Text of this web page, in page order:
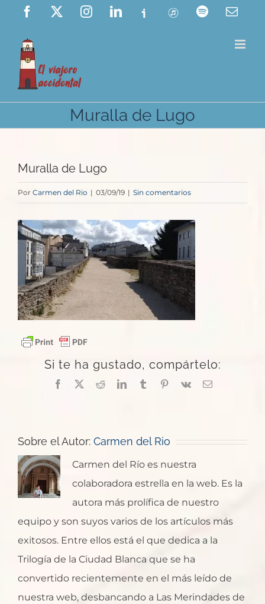
Saltar
contenido
Facebook InstagramLinkedIn
Ivoox ITunes Spotify
Muralla de Lugo
Muralla de Lugo
Por Carmen del Rio | 03/09/19 | Sin comentarios
Si te ha gustado, compártelo:
Facebook
X RedditLinkedInTumblrPinterest
Vk
Correo
Sobre el Autor: Carmen del Rio
Carmen del Río es nuestra
colaboradora estrella en la web. Es la
autora más prolífica de nuestro
equipo y son suyos varios de los artículos más
exitosos. Entre ellos está el que dedica a la
Trilogía de la Ciudad Blanca que se ha
convertido recientemente en el más leído de
nuestra web, desbancando a Las Merindades de